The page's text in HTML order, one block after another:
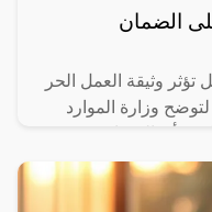
الضمان
وثيقة العمل الحر
وزارة الموارد